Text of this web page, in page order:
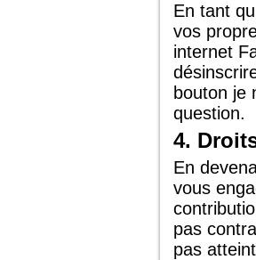
En tant
vos
internet
bouton je
question.
4.
En
vous
pas
pas